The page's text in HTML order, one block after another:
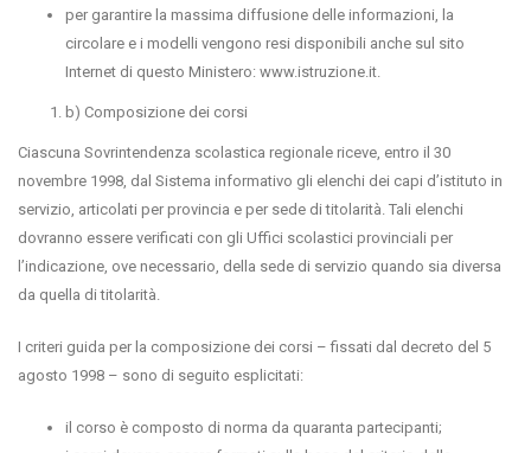
per garantire la massima diffusione delle informazioni, la
circolare e i modelli vengono resi disponibili anche sul sito
Internet di questo Ministero: www.istruzione.it.
b) Composizione dei corsi
Ciascuna Sovrintendenza scolastica regionale riceve, entro il 30
novembre 1998, dal Sistema informativo gli elenchi dei capi d’istituto in
servizio, articolati per provincia e per sede di titolarità. Tali elenchi
dovranno essere verificati con gli Uffici scolastici provinciali per
l’indicazione, ove necessario, della sede di servizio quando sia diversa
da quella di titolarità.
I criteri guida per la composizione dei corsi – fissati dal decreto del 5
agosto 1998 – sono di seguito esplicitati:
il corso è composto di norma da quaranta partecipanti;